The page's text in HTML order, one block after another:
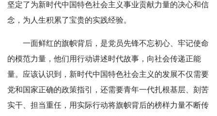
坚定了为新时代中国特色社会主义事业贡献力量的决心和信
念，为人生积累了宝贵的实践经验。
一面鲜红的旗帜背后，是党员先锋不忘初心、牢记使命
的模范力量，他们用行动讲述时代故事，向社会传递正能
量。应该认识到，新时代中国特色社会主义的发展不仅需要
党和国家正确的政策指引，还需要青年一代扎根基层、刻苦
实干、担当重任，用实际行动将旗帜背后的榜样力量不断传